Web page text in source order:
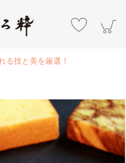
る技と美を厳選！